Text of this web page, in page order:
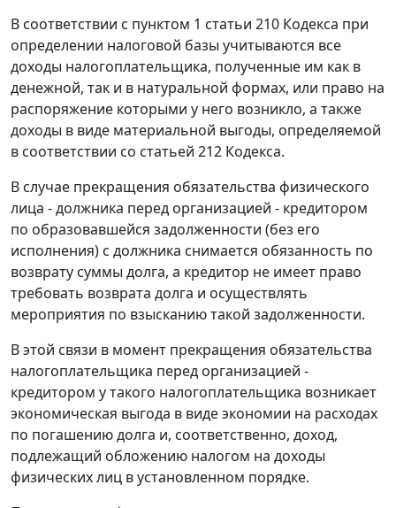
В соответствии с пунктом 1 статьи 210 Кодекса при
определении налоговой базы учитываются все
доходы налогоплательщика, полученные им как в
денежной, так и в натуральной формах, или право на
распоряжение которыми у него возникло, а также
доходы в виде материальной выгоды, определяемой
в соответствии со статьей 212 Кодекса.
В случае прекращения обязательства физического
лица - должника перед организацией - кредитором
по образовавшейся задолженности (без его
исполнения) с должника снимается обязанность по
возврату суммы долга, а кредитор не имеет право
требовать возврата долга и осуществлять
мероприятия по взысканию такой задолженности.
В этой связи в момент прекращения обязательства
налогоплательщика перед организацией -
кредитором у такого налогоплательщика возникает
экономическая выгода в виде экономии на расходах
по погашению долга и, соответственно, доход,
подлежащий обложению налогом на доходы
физических лиц в установленном порядке.